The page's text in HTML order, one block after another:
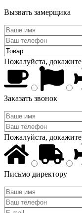
Вызвать замерщика
Пожалуйста,
Заказать звонок
Пожалуйста,
Письмо директору